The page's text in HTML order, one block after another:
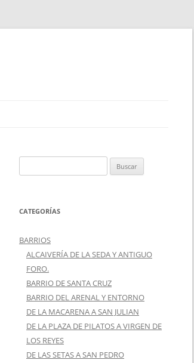
CATEGORÍAS
BARRIOS
ALCAIVERÍA DE LA SEDA Y ANTIGUO
FORO.
BARRIO DE SANTA CRUZ
BARRIO DEL ARENAL Y ENTORNO
DE LA MACARENA A SAN JULIAN
DE LA PLAZA DE PILATOS A VIRGEN DE
LOS REYES
DE LAS SETAS A SAN PEDRO